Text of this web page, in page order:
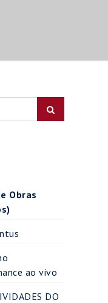
Obras
ao vivo
DO